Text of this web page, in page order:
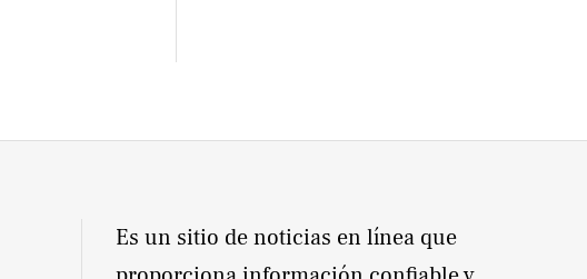
Es un sitio de noticias en línea que